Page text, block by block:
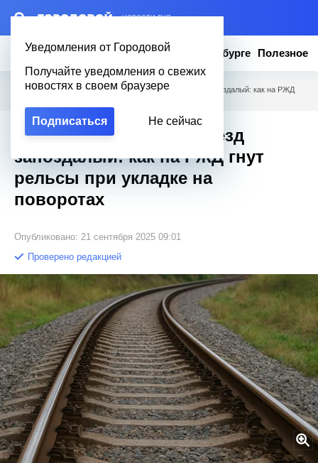
– НОВОСТИ ДНЯ
Уведомления от Городовой
Получайте уведомления о свежих
новостях в своем браузере
Подписаться Не сейчас
Новости Эксклюзив Вопросы о Петербурге Полезное
Городовой Полезное / Шпалы-шпалы, едет поезд запоздалый: как на РЖД
Шпалы-шпалы, едет поезд
запоздалый: как на РЖД гнут
рельсы при укладке на
поворотах
Опубликовано: 21 сентября 2025 09:01
Проверено редакцией